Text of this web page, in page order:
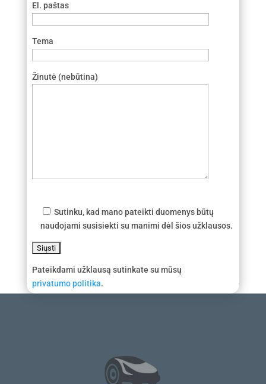
El. paštas
Tema
Žinutė (nebūtina)
Sutinku, kad mano pateikti duomenys būtų
naudojami susisiekti su manimi dėl šios užklausos.
Pateikdami užklausą sutinkate su mūsų
privatumo politika.